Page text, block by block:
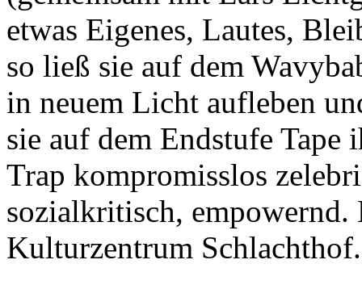
etwas Eigenes, Lautes,
so ließ sie auf dem
in neuem Licht aufleben
sie auf dem Endstufe Tape
Trap kompromisslos
sozialkritisch, empowernd.
Kulturzentrum Schlachthof.